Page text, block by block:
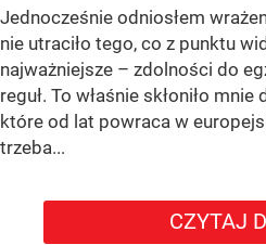
Jednocześnie odniosłem
nie utraciło tego, co z punktu
najważniejsze – zdolności do
reguł. To właśnie skłoniło
które od lat powraca w
trzeba...
CZYTAJ